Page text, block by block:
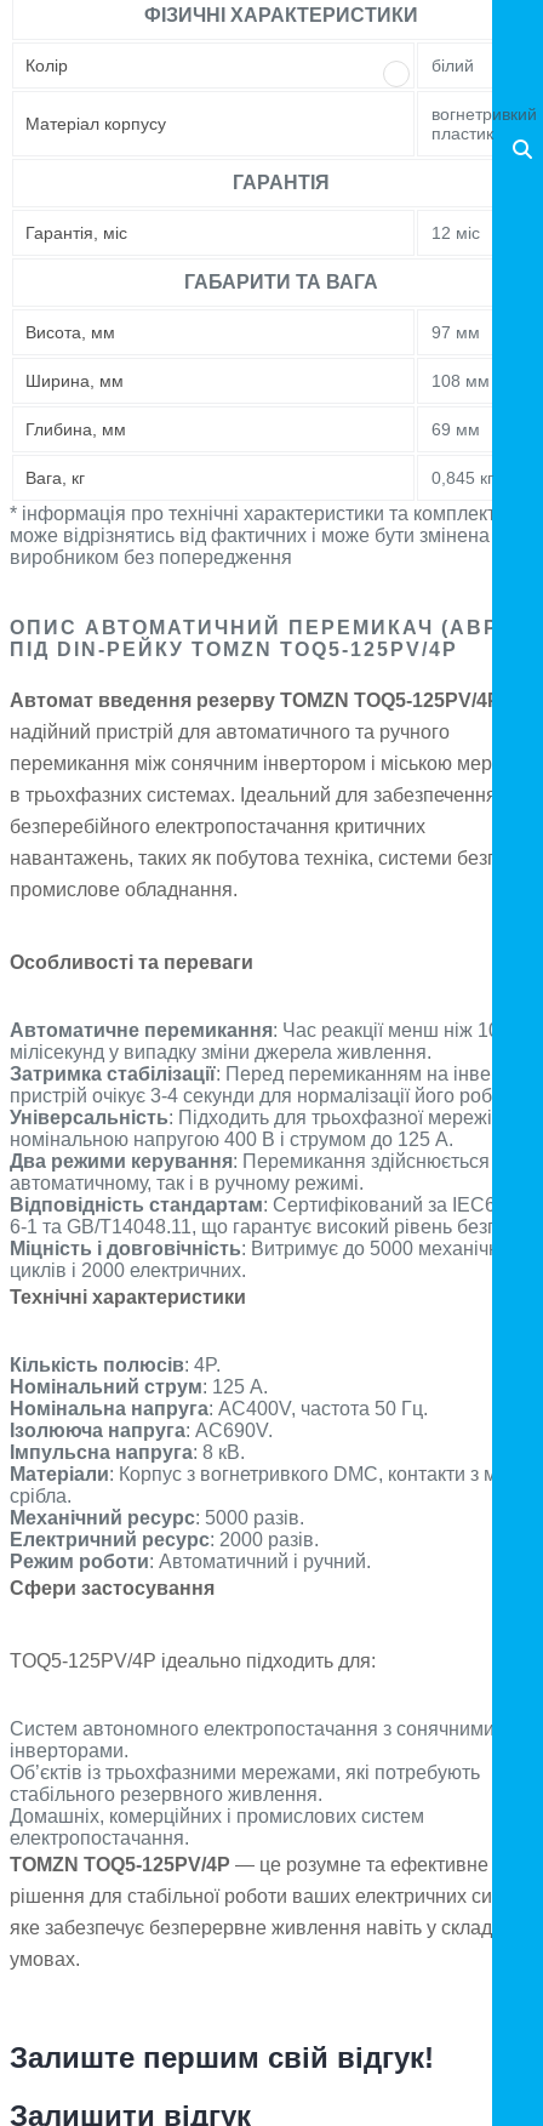
ФІЗИЧНІ ХАРАКТЕРИСТИКИ
Колір білий
Матеріал корпусу
вогнетривкий
пластик
ГАРАНТІЯ
Гарантія, міс 12 міс
ГАБАРИТИ ТА ВАГА
Висота, мм 97 мм
Ширина, мм 108 мм
Глибина, мм 69 мм
Вага, кг 0,845 кг
* інформація про технічні характеристики та комплектацію
може відрізнятись від фактичних і може бути змінена
виробником без попередження
ОПИС АВТОМАТИЧНИЙ ПЕРЕМИКАЧ (АВР)
ПІД DIN-РЕЙКУ TOMZN TOQ5-125PV/4P
Автомат введення резерву TOMZN TOQ5-125PV/4P
надійний пристрій для автоматичного та ручного
перемикання між сонячним інвертором і міською мережею
в трьохфазних системах. Ідеальний для забезпечення
безперебійного електропостачання критичних
навантажень, таких як побутова техніка, системи безпеки
промислове обладнання.
Особливості та переваги
Автоматичне перемикання: Час реакції менш ніж 10
мілісекунд у випадку зміни джерела живлення.
Затримка стабілізації: Перед перемиканням на інвертор
пристрій очікує 3-4 секунди для нормалізації його роботи.
Універсальність: Підходить для трьохфазної мережі з
номінальною напругою 400 В і струмом до 125 А.
Два режими керування: Перемикання здійснюється як у
автоматичному, так і в ручному режимі.
Відповідність стандартам: Сертифікований за
6-1 та GB/T14048.11, що гарантує високий рівень безпеки.
Міцність і довговічність: Витримує до 5000 механічних
циклів і 2000 електричних.
Технічні характеристики
Кількість полюсів: 4P.
Номінальний струм: 125 А.
Номінальна напруга: AC400V, частота 50 Гц.
Ізолююча напруга: AC690V.
Імпульсна напруга: 8 кВ.
Матеріали: Корпус з вогнетривкого DMC, контакти з міді та
срібла.
Механічний ресурс: 5000 разів.
Електричний ресурс: 2000 разів.
Режим роботи: Автоматичний і ручний.
Сфери застосування
TOQ5-125PV/4P ідеально підходить для:
Систем автономного електропостачання з сонячними
інверторами.
Об’єктів із трьохфазними мережами, які потребують
стабільного резервного живлення.
Домашніх, комерційних і промислових систем
електропостачання.
TOMZN TOQ5-125PV/4P — це розумне та ефективне
рішення для стабільної роботи ваших електричних систем,
яке забезпечує безперервне живлення навіть у складних
умовах.
Залиште першим свій відгук!
Залишити відгук